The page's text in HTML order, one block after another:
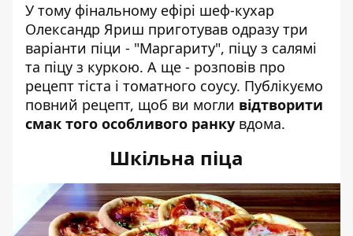
У тому фінальному ефірі шеф-кухар
Олександр Яриш приготував одразу три
варіанти піци - "Маргариту", піцу з салямі
та піцу з куркою. А ще - розповів про
рецепт тіста і томатного соусу. Публікуємо
повний рецепт, щоб ви могли відтворити
смак того особливого ранку вдома.
Шкільна піца